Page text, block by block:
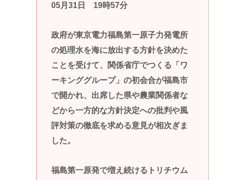
05月31日 19時57分
政府が東京電力福島第一原子力発電所
の処理水を海に放出する方針を決めた
ことを受けて、関係省庁でつくる「ワ
ーキンググループ」の初会合が福島市
で開かれ、出席した県や農業関係者な
どから一方的な方針決定への批判や風
評対策の徹底を求める意見が相次ぎま
した。
福島第一原発で増え続けるトリチウム